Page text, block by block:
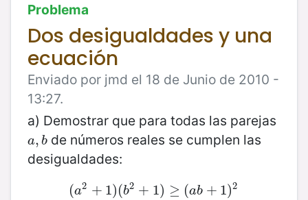
Problema
Dos desigualdades y una
ecuación
Enviado por jmd el 18 de Junio de 2010 -
13:27.
a) Demostrar que para todas las parejas
a, b
a,b de números reales se cumplen las
desigualdades:
(a2 + 1)(b2 + 1) ≥ (ab + 1)2
( a2 +1)(b 2+1) ≥( ab+ 1)2